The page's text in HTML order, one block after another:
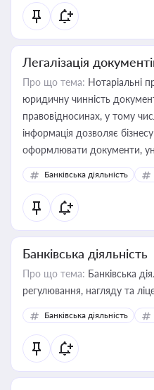
статусу суб'єктів оціночної
Легалізація
Про що тема: Нотаріальні
юридичну чинність
правовідносинах, у тому
інформація дозволяє
оформлювати документи,
забезпечувати їх належне
контрагентами
Банківська діяльність
Банківська діяльність
Про що тема: Банківська
регулювання, нагляду та
Банківська діяльність